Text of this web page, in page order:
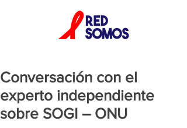
Conversación con el
experto independiente
sobre SOGI – ONU